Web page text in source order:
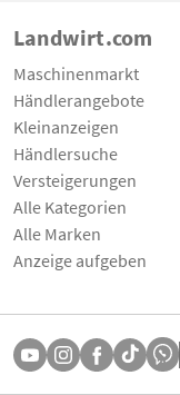
Landwirt.com
Maschinenmarkt
Händlerangebote
Kleinanzeigen
Händlersuche
Versteigerungen
Alle Kategorien
Alle Marken
Anzeige aufgeben